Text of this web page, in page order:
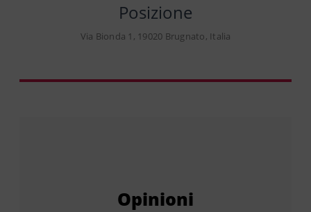
Posizione
Via Bionda 1, 19020 Brugnato, Italia
Opinioni